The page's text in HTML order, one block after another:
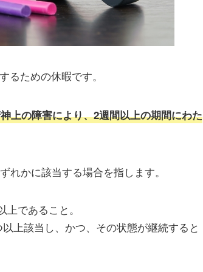
ための休暇です。
上の障害により、2週間以上の期間にわた
かに該当する場合を指します。
であること。
上該当し、かつ、その状態が継続すると